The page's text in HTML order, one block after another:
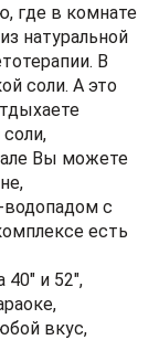
где в комнате
натуральной
В
соли. А это
Вы можете
водопадом с
есть
40" и 52",
вкус,